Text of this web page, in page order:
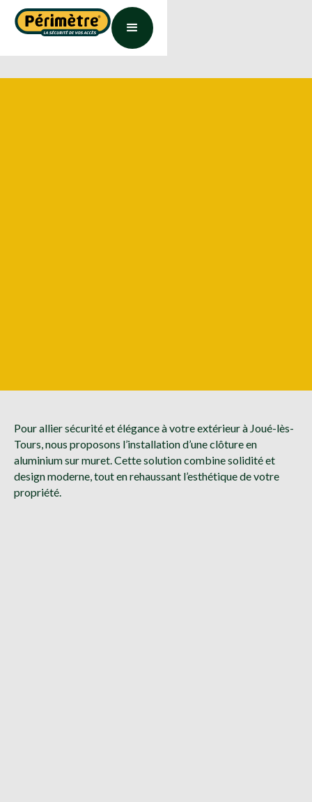
Pour allier sécurité et élégance à votre extérieur à Joué-lès-
Tours, nous proposons l’installation d’une clôture en
aluminium sur muret. Cette solution combine solidité et
design moderne, tout en rehaussant l’esthétique de votre
propriété.